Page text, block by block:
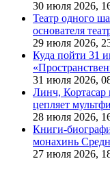
30 июля 2026,
Театр одного
основателя
29 июля 2026,
Куда пойти 31
31 июля 2026,
Линч,
цепляет
28 июля 2026,
Книги-
монахинь
27 июля 2026,